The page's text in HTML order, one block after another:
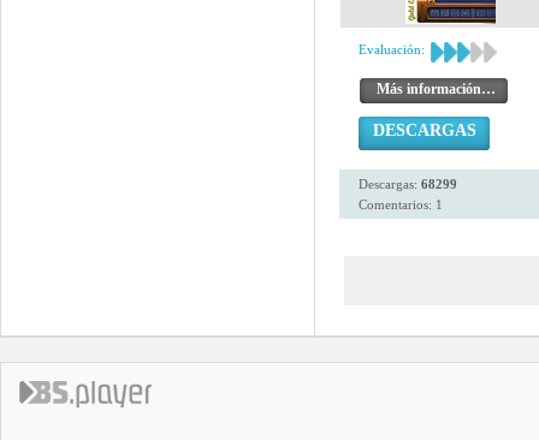
Evaluación:
Más información…
DESCARGAS
Descargas: 68299
Comentarios: 1